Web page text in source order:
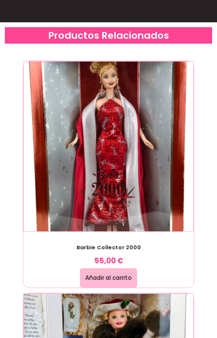
Productos Relacionados
Barbie Collector 2000
55,00€
Añadir al carrito